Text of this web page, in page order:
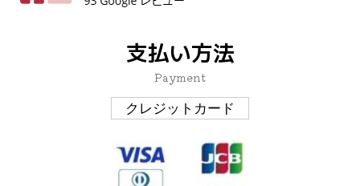
支払い方法
Payment
クレジットカード